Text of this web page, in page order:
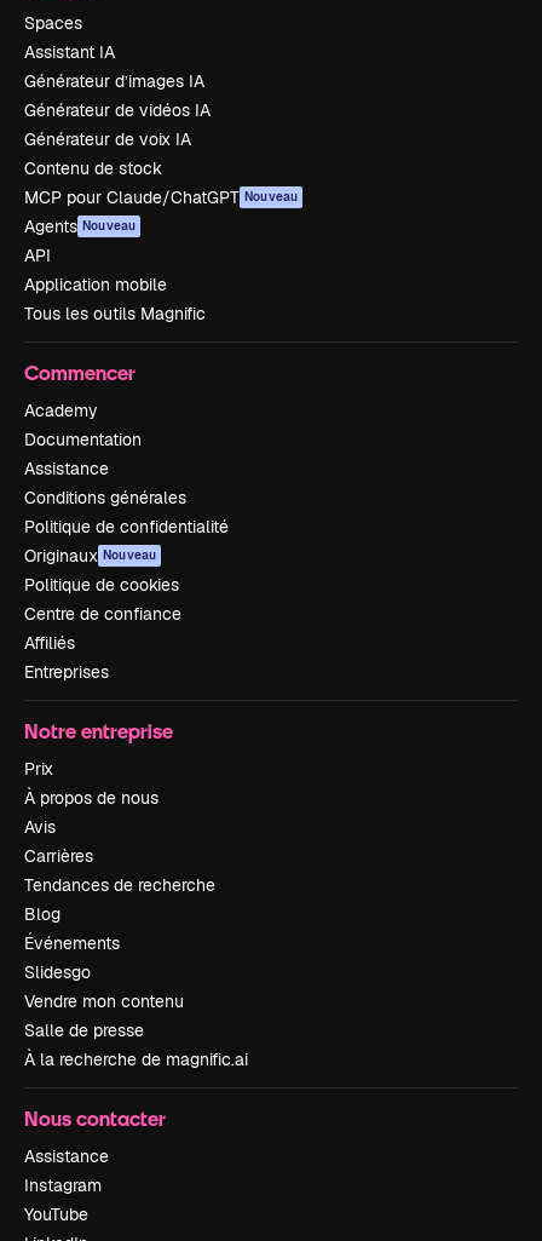
Spaces
Assistant IA
Générateur d’images IA
Générateur de vidéos IA
Générateur de voix IA
Contenu de stock
MCP pour Claude/ChatGPT Nouveau
Agents Nouveau
API
Application mobile
Tous les outils Magnific
Commencer
Academy
Documentation
Assistance
Conditions générales
Politique de confidentialité
Originaux Nouveau
Politique de cookies
Centre de confiance
Affiliés
Entreprises
Notre entreprise
Prix
À propos de nous
Avis
Carrières
Tendances de recherche
Blog
Événements
Slidesgo
Vendre mon contenu
Salle de presse
À la recherche de magnific.ai
Nous contacter
Assistance
Instagram
YouTube